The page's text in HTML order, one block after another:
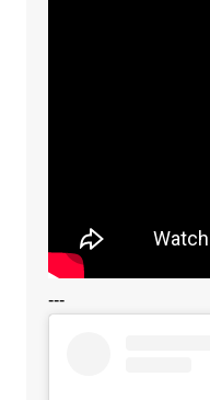
---